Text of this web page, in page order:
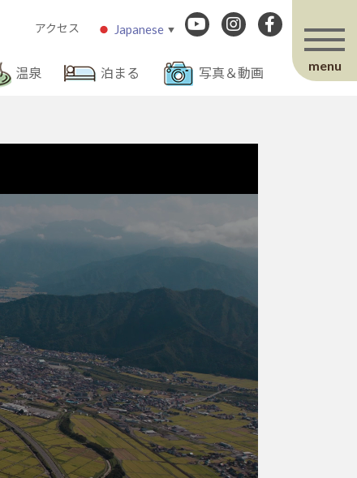
アクセス Japanese ▼
menu
温泉 泊まる 写真＆動画